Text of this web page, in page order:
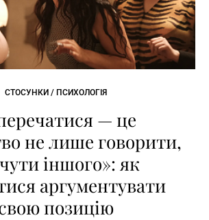
СТОСУНКИ / ПСИХОЛОГІЯ
— це
не лише говорити,
іншого»: як
аргументувати
позицію